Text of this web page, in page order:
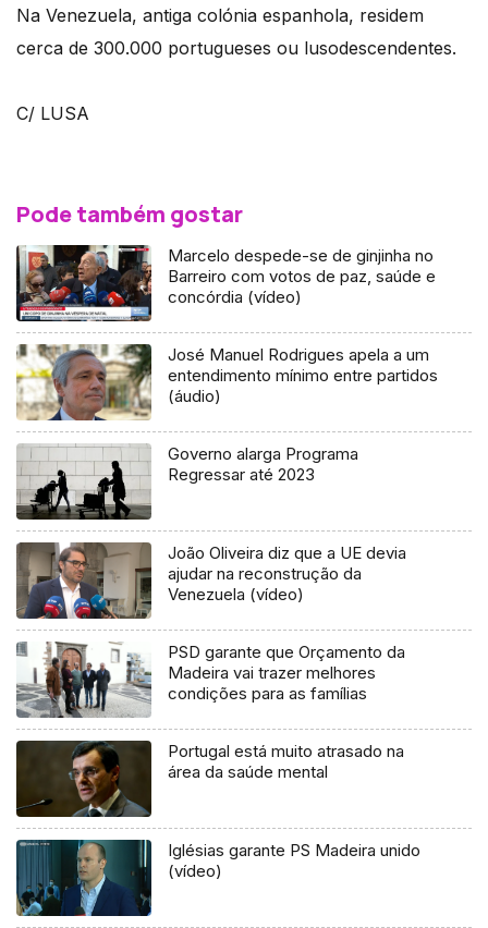
Na Venezuela, antiga colónia espanhola, residem
cerca de 300.000 portugueses ou lusodescendentes.
C/ LUSA
Pode também gostar
Marcelo despede-se de ginjinha no
Barreiro com votos de paz, saúde e
concórdia (vídeo)
José Manuel Rodrigues apela a um
entendimento mínimo entre partidos
(áudio)
Governo alarga Programa
Regressar até 2023
João Oliveira diz que a UE devia
ajudar na reconstrução da
Venezuela (vídeo)
PSD garante que Orçamento da
Madeira vai trazer melhores
condições para as famílias
Portugal está muito atrasado na
área da saúde mental
Iglésias garante PS Madeira unido
(vídeo)